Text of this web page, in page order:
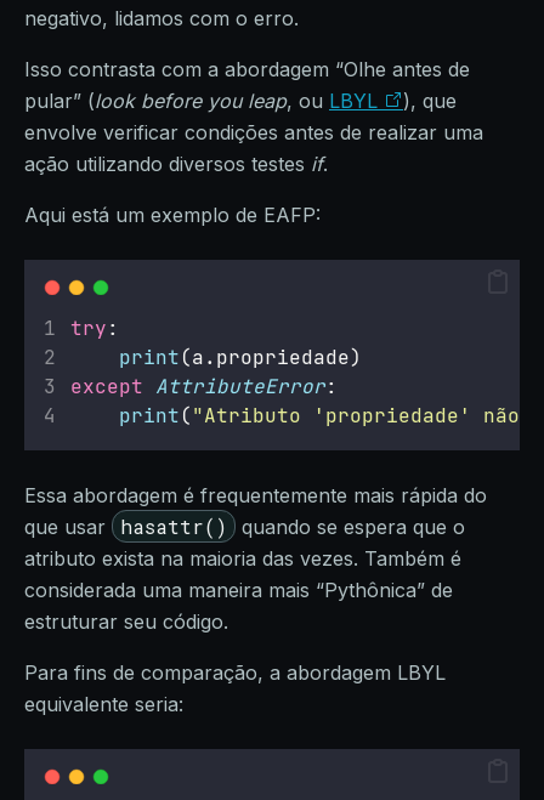
negativo, lidamos com o erro.
Isso contrasta com a abordagem “Olhe antes de
pular” (look before you leap, ou LBYL
), que
envolve verificar condições antes de realizar uma
ação utilizando diversos testes if.
Aqui está um exemplo de EAFP:
try:
print(a.propriedade)
except AttributeError:
print("Atributo 'propriedade' não
Essa abordagem é frequentemente mais rápida do
que usar
hasattr()
quando se espera que o
atributo exista na maioria das vezes. Também é
considerada uma maneira mais “Pythônica” de
estruturar seu código.
Para fins de comparação, a abordagem LBYL
equivalente seria: